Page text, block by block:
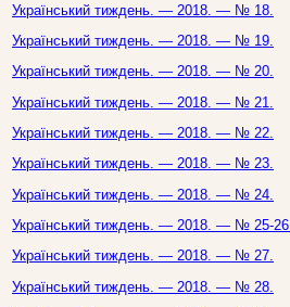
Український тиждень. — 2018. — № 18.
Український тиждень. — 2018. — № 19.
Український тиждень. — 2018. — № 20.
Український тиждень. — 2018. — № 21.
Український тиждень. — 2018. — № 22.
Український тиждень. — 2018. — № 23.
Український тиждень. — 2018. — № 24.
Український тиждень. — 2018. — № 25-26.
Український тиждень. — 2018. — № 27.
Український тиждень. — 2018. — № 28.